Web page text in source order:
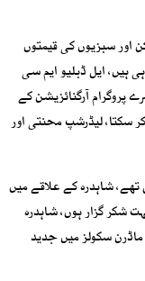
اور سبزیوں کی قیمتوں
ہیں، ایل ڈبلیو ایم سی
پروگرام آرگنائزیشن کے
سکتا، لیڈرشپ محنتی اور
شاہدرہ کے علاقے میں
شکر گزار ہوں، شاہدرہ
ماڈرن سکولز میں جدید